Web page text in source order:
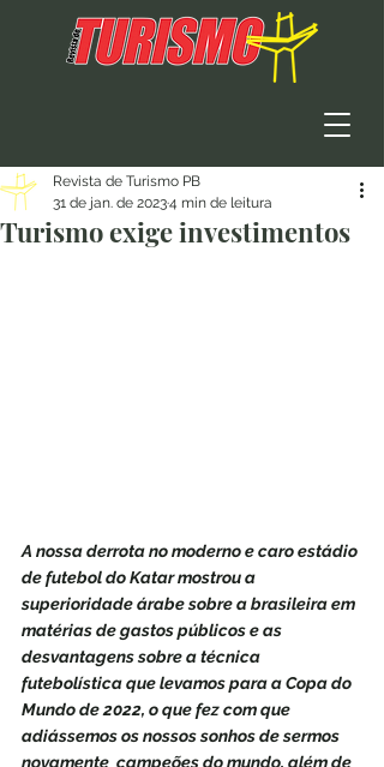
Turismo exige investimentos
Revista de Turismo PB
31 de jan. de 20234 min de leitura
A nossa derrota no moderno e caro estádio
de futebol do Katar mostrou a
superioridade árabe sobre a brasileira em
matérias de gastos públicos e as
desvantagens sobre a técnica
futebolística que levamos para a Copa do
Mundo de 2022, o que fez com que
adiássemos os nossos sonhos de sermos
novamente  campeões do mundo, além de